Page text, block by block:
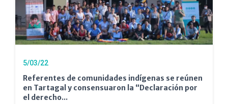
5/03/22
Referentes de comunidades indígenas se reúnen
en Tartagal y consensuaron la “Declaración por
el derecho...